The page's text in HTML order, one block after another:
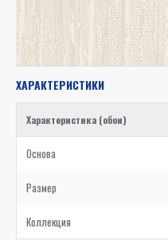
ХАРАКТЕРИСТИКИ
Характеристика (обои)
Основа
Размер
Коллекция